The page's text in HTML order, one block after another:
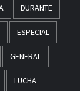
DURANTE
ESPECIAL
GENERAL
LUCHA